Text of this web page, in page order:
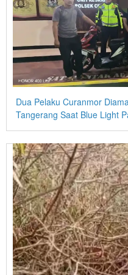
Dua Pelaku Curanmor
Tangerang Saat Blue Light